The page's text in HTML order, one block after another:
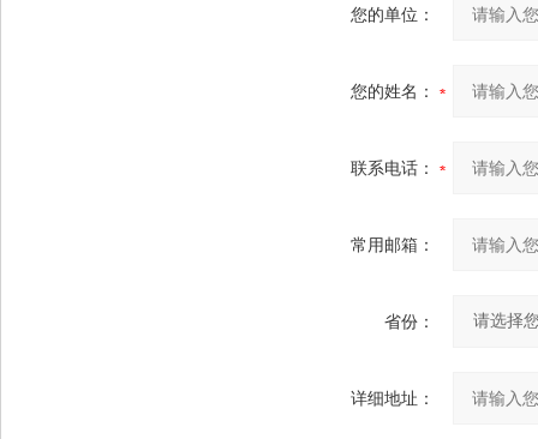
您的单位：
您的姓名：
联系电话：
常用邮箱：
省份：
详细地址：